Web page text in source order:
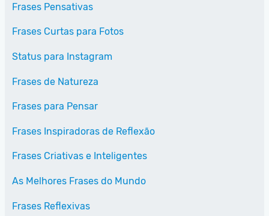
Frases Pensativas
Frases Curtas para Fotos
Status para Instagram
Frases de Natureza
Frases para Pensar
Frases Inspiradoras de Reflexão
Frases Criativas e Inteligentes
As Melhores Frases do Mundo
Frases Reflexivas